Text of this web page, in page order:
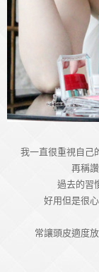
我一直很重視自己
再稱
過去的習
好用但是很
常讓頭皮適度